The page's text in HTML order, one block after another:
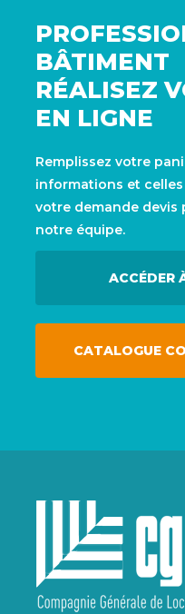
BÂTIMENT
RÉALISEZ
EN LIGNE
Remplissez votre
informations et
votre demande
notre équipe.
ACCÉDER
CATALOGUE